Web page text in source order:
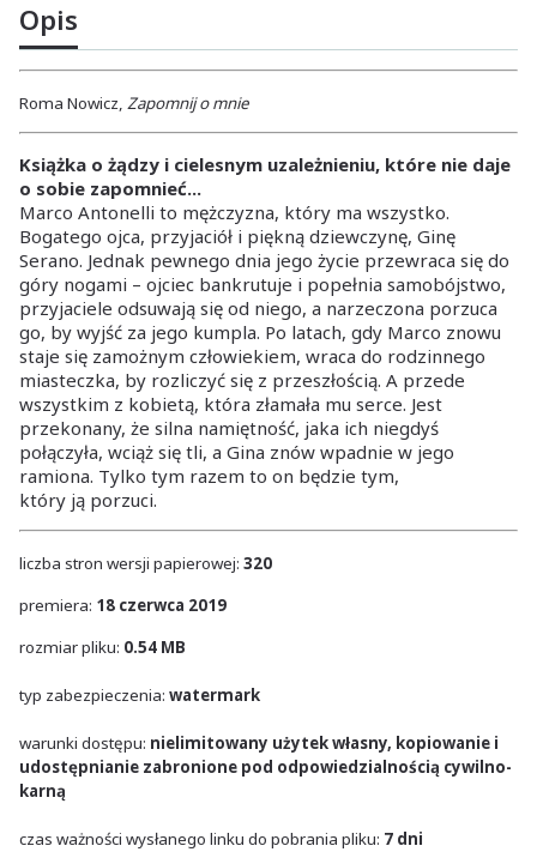
Opis
Roma Nowicz, Zapomnij o mnie
Książka o żądzy i cielesnym uzależnieniu, które nie daje
o sobie zapomnieć...
Marco Antonelli to mężczyzna, który ma wszystko.
Bogatego ojca, przyjaciół i piękną dziewczynę, Ginę
Serano. Jednak pewnego dnia jego życie przewraca się do
góry nogami – ojciec bankrutuje i popełnia samobójstwo,
przyjaciele odsuwają się od niego, a narzeczona porzuca
go, by wyjść za jego kumpla. Po latach, gdy Marco znowu
staje się zamożnym człowiekiem, wraca do rodzinnego
miasteczka, by rozliczyć się z przeszłością. A przede
wszystkim z kobietą, która złamała mu serce. Jest
przekonany, że silna namiętność, jaka ich niegdyś
połączyła, wciąż się tli, a Gina znów wpadnie w jego
ramiona. Tylko tym razem to on będzie tym,
który ją porzuci.
liczba stron wersji papierowej: 320
premiera: 18 czerwca 2019
rozmiar pliku: 0.54 MB
typ zabezpieczenia: watermark
warunki dostępu: nielimitowany użytek własny, kopiowanie i
udostępnianie zabronione pod odpowiedzialnością cywilno-
karną
czas ważności wysłanego linku do pobrania pliku: 7 dni